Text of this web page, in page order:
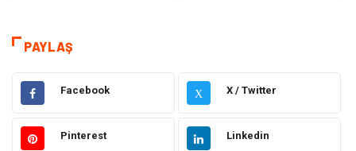
Teknoloji & İnternet
Elektrik & Elektronik Eğitim
Gıda Estetik ve Güzellik
PAYLAŞ
Facebook X X / Twitter
Pinterest Linkedin